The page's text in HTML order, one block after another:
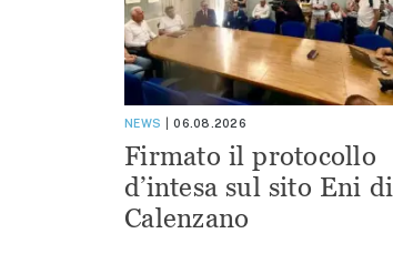
NEWS 06.08.2026
Firmato il protocollo
d’intesa sul sito Eni di
Calenzano